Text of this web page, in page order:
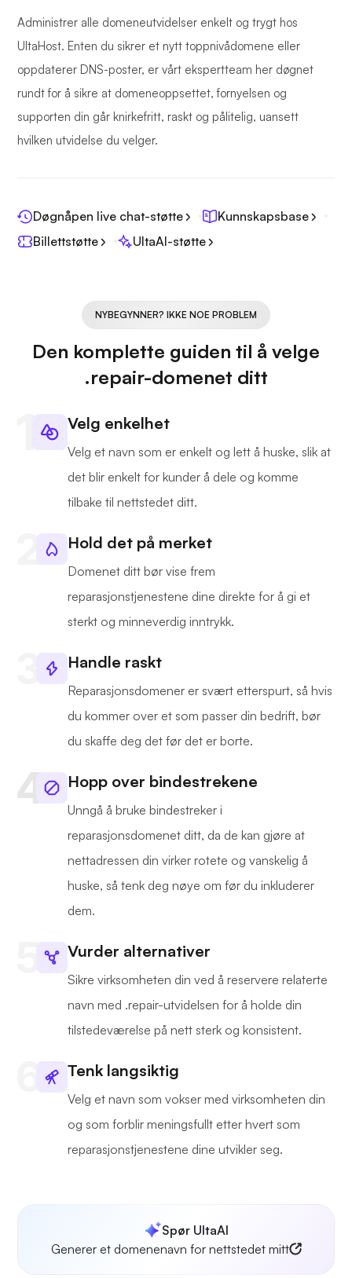
Administrer alle domeneutvidelser enkelt og trygt hos
UltaHost. Enten du sikrer et nytt toppnivådomene eller
oppdaterer DNS-poster, er vårt ekspertteam her døgnet
rundt for å sikre at domeneoppsettet, fornyelsen og
supporten din går knirkefritt, raskt og pålitelig, uansett
hvilken utvidelse du velger.
Døgnåpen live chat-støtte
Kunnskapsbase
Billettstøtte
UltaAI-støtte
NYBEGYNNER? IKKE NOE PROBLEM
Den komplette guiden til å velge
.repair-domenet ditt
Velg enkelhet
Velg et navn som er enkelt og lett å huske, slik at
det blir enkelt for kunder å dele og komme
tilbake til nettstedet ditt.
Hold det på merket
Domenet ditt bør vise frem
reparasjonstjenestene dine direkte for å gi et
sterkt og minneverdig inntrykk.
Handle raskt
Reparasjonsdomener er svært etterspurt, så hvis
du kommer over et som passer din bedrift, bør
du skaffe deg det før det er borte.
Hopp over bindestrekene
Unngå å bruke bindestreker i
reparasjonsdomenet ditt, da de kan gjøre at
nettadressen din virker rotete og vanskelig å
huske, så tenk deg nøye om før du inkluderer
dem.
Vurder alternativer
Sikre virksomheten din ved å reservere relaterte
navn med .repair-utvidelsen for å holde din
tilstedeværelse på nett sterk og konsistent.
Tenk langsiktig
Velg et navn som vokser med virksomheten din
og som forblir meningsfullt etter hvert som
reparasjonstjenestene dine utvikler seg.
Spør UltaAI
Generer et domenenavn for nettstedet mitt